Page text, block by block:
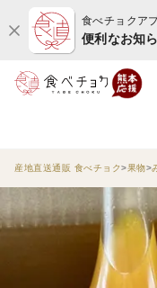
食べチョクア
便利なお知
産地直送通販 食べチョク 果物